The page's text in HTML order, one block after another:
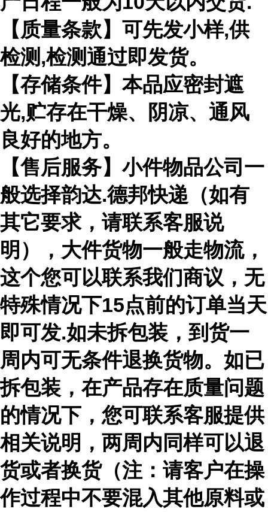
【质量条款】可先发小样,供
检测,检测通过即发货。
【存储条件】本品应密封遮
光,贮存在干燥、阴凉、通风
良好的地方。
【售后服务】小件物品公司一
般选择韵达.德邦快递（如有
其它要求，请联系客服说
明），大件货物一般走物流，
这个您可以联系我们商议，无
特殊情况下15点前的订单当天
即可发.如未拆包装，到货一
周内可无条件退换货物。如已
拆包装，在产品存在质量问题
的情况下，您可联系客服提供
相关说明，两周内同样可以退
货或者换货（注：请客户在操
作过程中不要混入其他原料或